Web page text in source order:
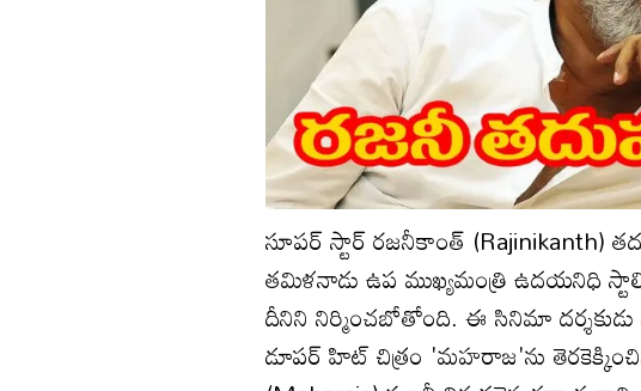
సూపర్ స్టార్ రజనీకాంత్ (Rajinikanth)
తమిళనాడు ఉప ముఖ్యమంత్రి ఉదయనిధి
దీనిని నిర్మించబోతోంది. ఈ సినిమా
డూపర్ హిట్ చిత్రం 'మహరాజ'ను